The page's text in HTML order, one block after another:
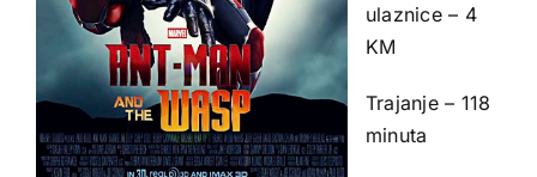
ulaznice – 4
KM
Trajanje – 118
minuta